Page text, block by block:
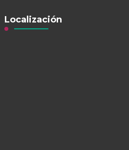
Localización